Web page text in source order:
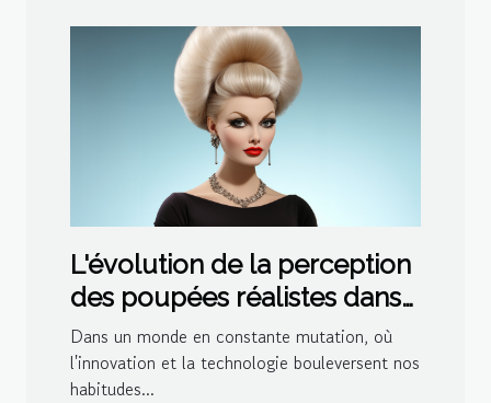
L'évolution de la perception
des poupées réalistes dans
la société moderne
Dans un monde en constante mutation, où
l'innovation et la technologie bouleversent nos
habitudes...